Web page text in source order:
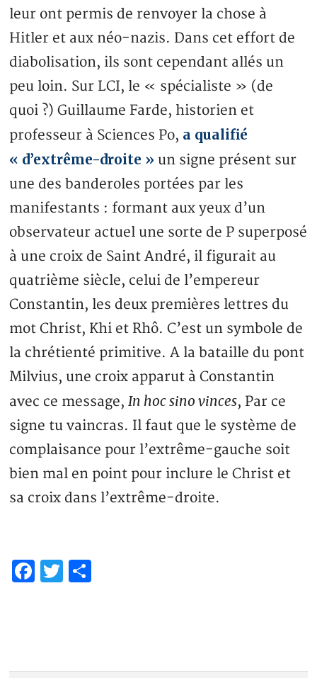
leur ont permis de renvoyer la chose à
Hitler et aux néo-nazis. Dans cet effort de
diabolisation, ils sont cependant allés un
peu loin. Sur LCI, le « spécialiste » (de
quoi ?) Guillaume Farde, historien et
professeur à Sciences Po, a qualifié
« d’extrême-droite » un signe présent sur
une des banderoles portées par les
manifestants : formant aux yeux d’un
observateur actuel une sorte de P superposé
à une croix de Saint André, il figurait au
quatrième siècle, celui de l’empereur
Constantin, les deux premières lettres du
mot Christ, Khi et Rhô. C’est un symbole de
la chrétienté primitive. A la bataille du pont
Milvius, une croix apparut à Constantin
avec ce message,In hoc sino vinces, Par ce
signe tu vaincras. Il faut que le système de
complaisance pour l’extrême-gauche soit
bien mal en point pour inclure le Christ et
sa croix dans l’extrême-droite.
Facebook
Twitter